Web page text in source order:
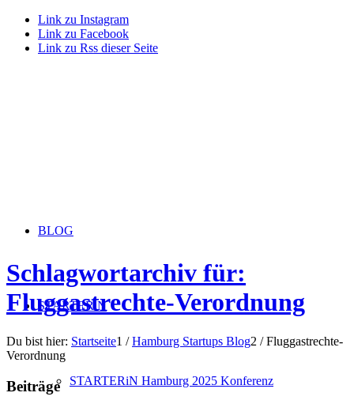
Link zu Instagram
Link zu Facebook
Link zu Rss dieser Seite
BLOG
STARTERiN
STARTERiN Hamburg 2025 Konferenz
Schlagwortarchiv für:
Fluggastrechte-Verordnung
Du bist hier: Startseite1 / Hamburg Startups Blog2 / Fluggastrechte-
Verordnung
Beiträge